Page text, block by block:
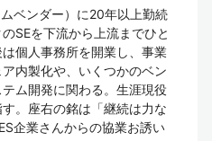
ベンダー）に20年以上勤続
SEを下流から上流までひと
個人事務所を開業し、事業
内製化や、いくつかのベン
ム開発に関わる。生涯現役
。座右の銘は「継続は力な
企業さんからの協業お誘い